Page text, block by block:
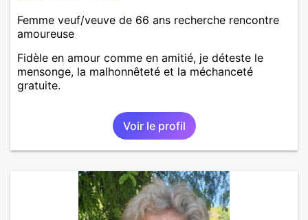
Femme veuf/veuve de 66 ans recherche rencontre
amoureuse
Fidèle en amour comme en amitié, je déteste le
mensonge, la malhonnêteté et la méchanceté
gratuite.
Voir le profil